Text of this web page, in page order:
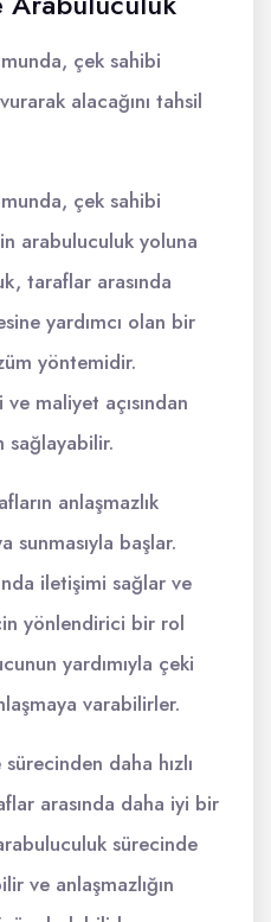
çek sahibi
alacağını tahsil
çek sahibi
arabuluculuk yoluna
taraflar arasında
yardımcı olan bir
yöntemidir.
maliyet açısından
sağlayabilir.
anlaşmazlık
sunmasıyla başlar.
iletişimi sağlar ve
yönlendirici bir rol
yardımıyla çeki
varabilirler.
daha hızlı
arasında daha iyi bir
sürecinde
ve anlaşmazlığın